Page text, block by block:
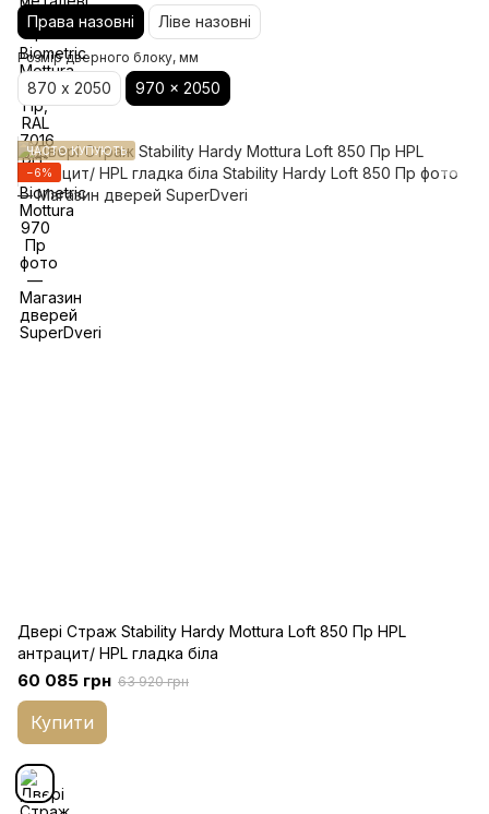
Права назовні Ліве назовні
Розмір дверного блоку, мм
870 х 2050 970 x 2050
ЧАСТО КУПУЮТЬ
−6%
Двері Страж Stability Hardy Mottura Loft 850 Пр HPL
антрацит/ HPL гладка біла
60 085 грн 63 920 грн
Купити